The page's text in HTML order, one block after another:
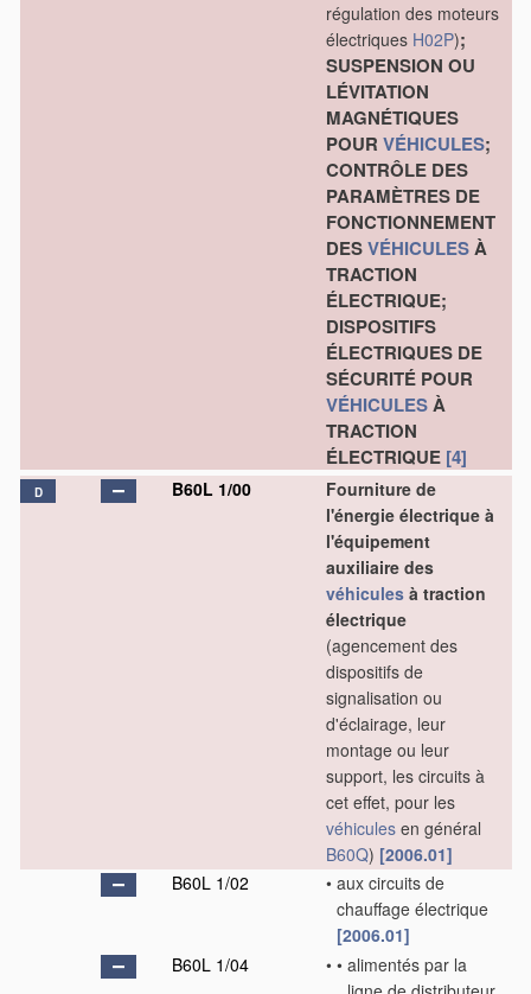
régulation des moteurs
électriques H02P);
SUSPENSION OU
LÉVITATION
MAGNÉTIQUES
POUR VÉHICULES;
CONTRÔLE DES
PARAMÈTRES DE
FONCTIONNEMENT
DESVÉHICULESÀ
TRACTION
ÉLECTRIQUE;
DISPOSITIFS
ÉLECTRIQUES DE
SÉCURITÉ POUR
VÉHICULESÀ
TRACTION
ÉLECTRIQUE [4]
D B60L 1/00
Fourniture de
l'énergie électrique à
l'équipement
auxiliaire des
véhicules à traction
électrique
(agencement des
dispositifs de
signalisation ou
d'éclairage, leur
montage ou leur
support, les circuits à
cet effet, pour les
véhicules en général
B60Q) [2006.01]
B60L 1/02
• aux circuits de
chauffage électrique
[2006.01]
B60L 1/04
• • alimentés par la